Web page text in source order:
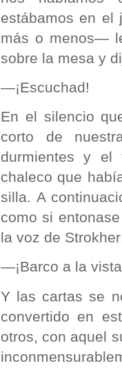
estábamos en el
más o menos—
sobre la mesa y
—¡Escuchad!
En el silencio
corto de
durmientes y el
chaleco que
silla. A
como si
la voz de
—¡Barco a la
Y las cartas se
convertido en
otros, con aquel